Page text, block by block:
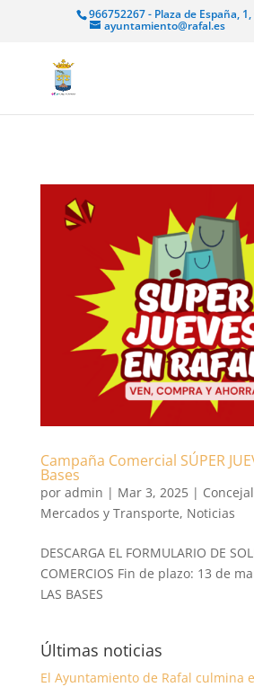
966752267 - Plaza de España,
ayuntamiento@rafal.es
Campaña Comercial SÚPER
Bases
por admin | Mar 3, 2025|
Mercados y Transporte, Noticias
DESCARGA EL FORMULARIO DE
COMERCIOS Fin de plazo: 13 de
LAS BASES
Últimas noticias
El Ayuntamiento de Rafal culmina